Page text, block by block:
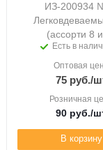
ИЗ-200934
(ассорти 8
Есть в
Оптовая
75руб./
Розничная
90 руб./
В корзину